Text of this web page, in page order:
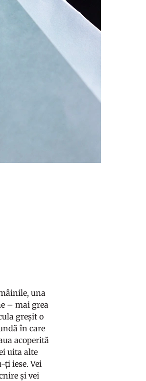
una
– mai grea
greșit o
în care
acoperită
uita alte
ți iese. Vei
și vei